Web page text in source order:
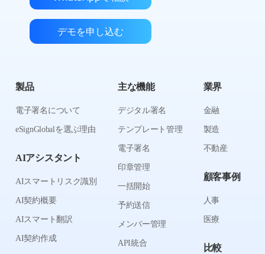
デモを申し込む
製品
電子署名について
eSignGlobalを選ぶ理由
AIアシスタント
AIスマートリスク識別
AI契約概要
AIスマート翻訳
AI契約作成
主な機能
デジタル署名
テンプレート管理
電子署名
印章管理
一括開始
予約送信
メンバー管理
API統合
業界
金融
製造
不動産
顧客事例
人事
医療
比較